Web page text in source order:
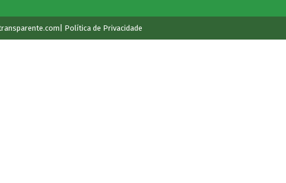
| Política de Privacidade